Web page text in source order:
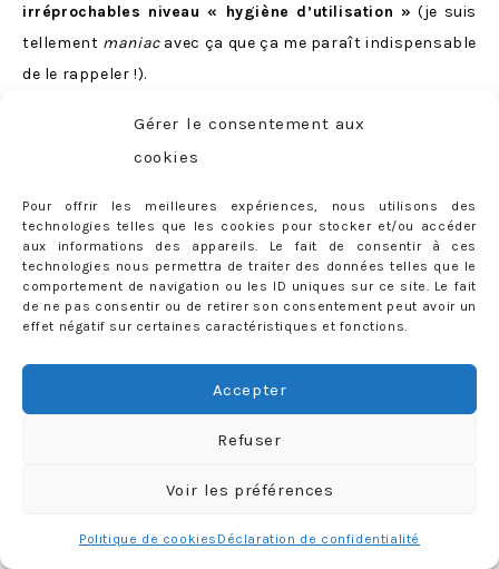
Gérer le consentement aux
cookies
Pour offrir les meilleures expériences, nous utilisons des
technologies telles que les cookies pour stocker et/ou accéder
aux informations des appareils. Le fait de consentir à ces
technologies nous permettra de traiter des données telles que le
comportement de navigation ou les ID uniques sur ce site. Le fait
de ne pas consentir ou de retirer son consentement peut avoir un
effet négatif sur certaines caractéristiques et fonctions.
Accepter
Refuser
Voir les préférences
Politique de cookies Déclaration de confidentialité
irréprochables niveau « hygiène d’utilisation » (je suis
tellement maniacavec ça que ça me paraît indispensable
de le rappeler !).
Pour participer, c’est très simple, il vous suffit de me
laisser un commentaire :)
genevoises(pour ces dernières, une remise en mains
propres sera organisée).
Vous avez jusqu’à dimanche 21 décembre minuit pour
participer !
CONCOURS TERMINE: la gagnante est Wizzz, bravo à
161 COMMENTS
après-shampoing,Aussie,Black and White Beauty